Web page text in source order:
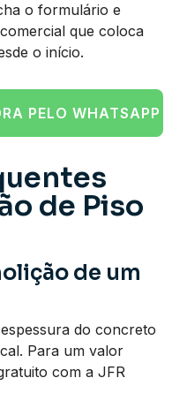
o formulário e
que coloca
o início.
PELO WHATSAPP
de Piso
de um
do concreto
Para um valor
com a JFR